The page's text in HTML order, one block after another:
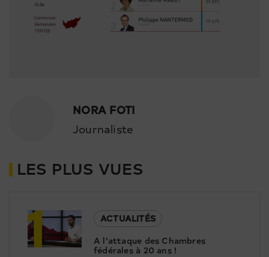
NORA FOTI
Journaliste
LES PLUS VUES
1
ACTUALITÉS
A l’attaque des Chambres
fédérales à 20 ans !